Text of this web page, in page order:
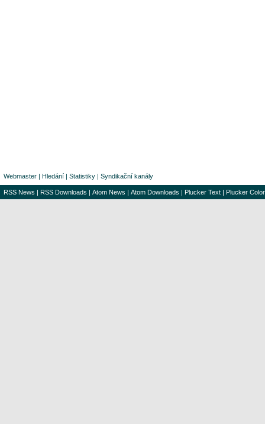
Webmaster | Hledání | Statistiky | Syndikační kanály
RSS News | RSS Downloads | Atom News | Atom Downloads | Plucker Text | Plucker Color